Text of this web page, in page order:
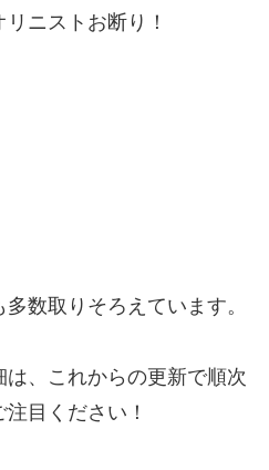
ニストお断り！
数取りそろえています。
、これからの更新で順次
目ください！